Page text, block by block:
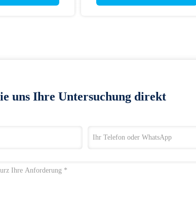
uns Ihre Untersuchung direkt